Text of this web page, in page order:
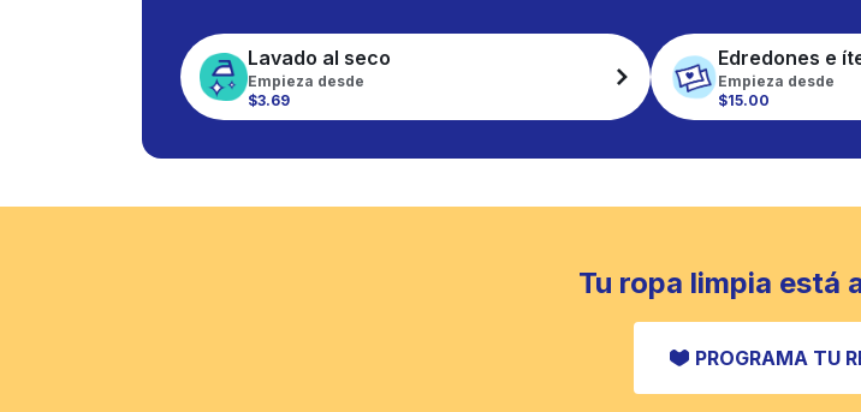
Lavado al seco
Empieza desde
$3.69
Edredones e
Empieza desde
$15.00
Tu ropa limpia está
PROGRAMA TU